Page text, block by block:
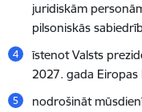
juridiskām
pilsoniskās
īstenot Valsts
2027. gada Eiropas
nodrošināt